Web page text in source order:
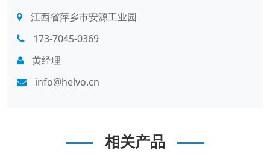
江西省萍乡市安源工业园
173-7045-0369
黄经理
info@helvo.cn
相关产品